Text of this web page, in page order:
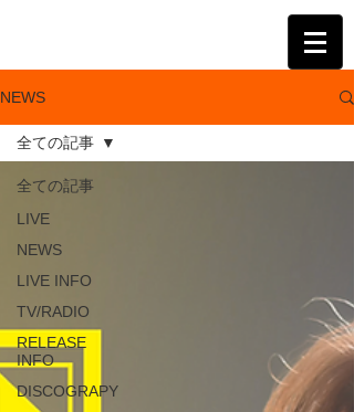
NEWS
全ての記事
LIVE
NEWS
LIVE INFO
TV/RADIO
RELEASE
INFO
DISCOGRAPY
全ての記事